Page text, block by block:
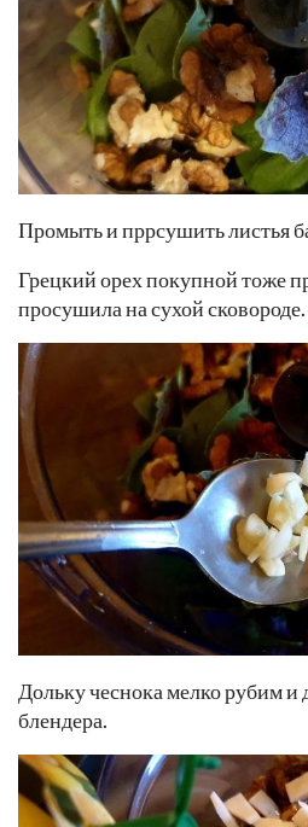
Промыть и пррсушить листья
Грецкий орех покупной тоже
просушила на сухой сковороде.
Дольку чеснока мелко рубим и
блендера.